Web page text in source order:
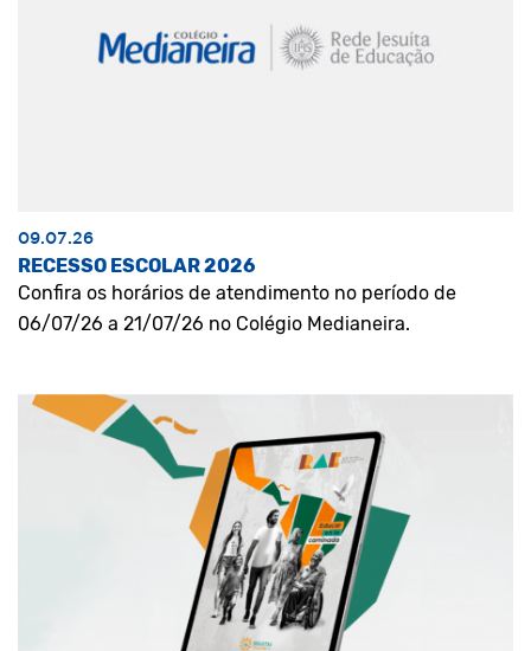
09.07.26
RECESSO ESCOLAR 2026
Confira os horários de atendimento no período de
06/07/26 a 21/07/26 no Colégio Medianeira.